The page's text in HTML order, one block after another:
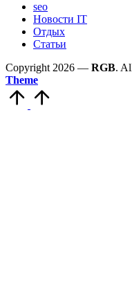
seo
Новости IT
Отдых
Статьи
Copyright 2026 — RGB.
Theme